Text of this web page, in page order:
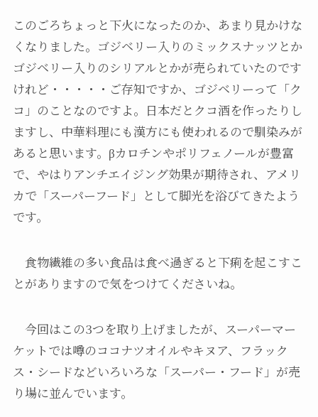
このごろちょっと下火になったのか、あまり見かけな
くなりました。ゴジベリー入りのミックスナッツとか
ゴジベリー入りのシリアルとかが売られていたのです
けれど・・・・・ご存知ですか、ゴジベリーって「ク
コ」のことなのですよ。日本だとクコ酒を作ったりし
ますし、中華料理にも漢方にも使われるので馴染みが
あると思います。βカロチンやポリフェノールが豊富
で、やはりアンチエイジング効果が期待され、アメリ
カで「スーパーフード」として脚光を浴びてきたよう
です。
食物繊維の多い食品は食べ過ぎると下痢を起こすこ
とがありますので気をつけてくださいね。
今回はこの3つを取り上げましたが、スーパーマー
ケットでは噂のココナツオイルやキヌア、フラック
ス・シードなどいろいろな「スーパー・フード」が売
り場に並んでいます。